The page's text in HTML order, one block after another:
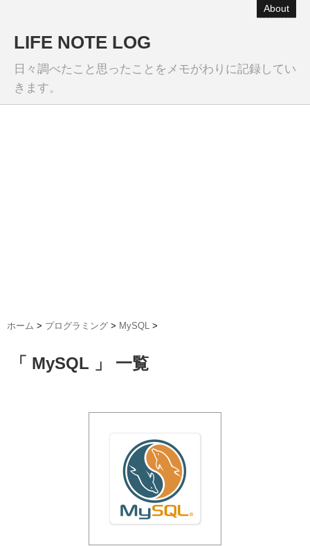
About
LIFE NOTE LOG
日々調べたこと思ったことをメモがわりに記録してい
きます。
ホーム > プログラミング > MySQL >
「 MySQL 」 一覧